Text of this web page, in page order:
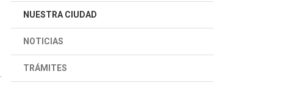
NUESTRA CIUDAD
NOTICIAS
TRÁMITES